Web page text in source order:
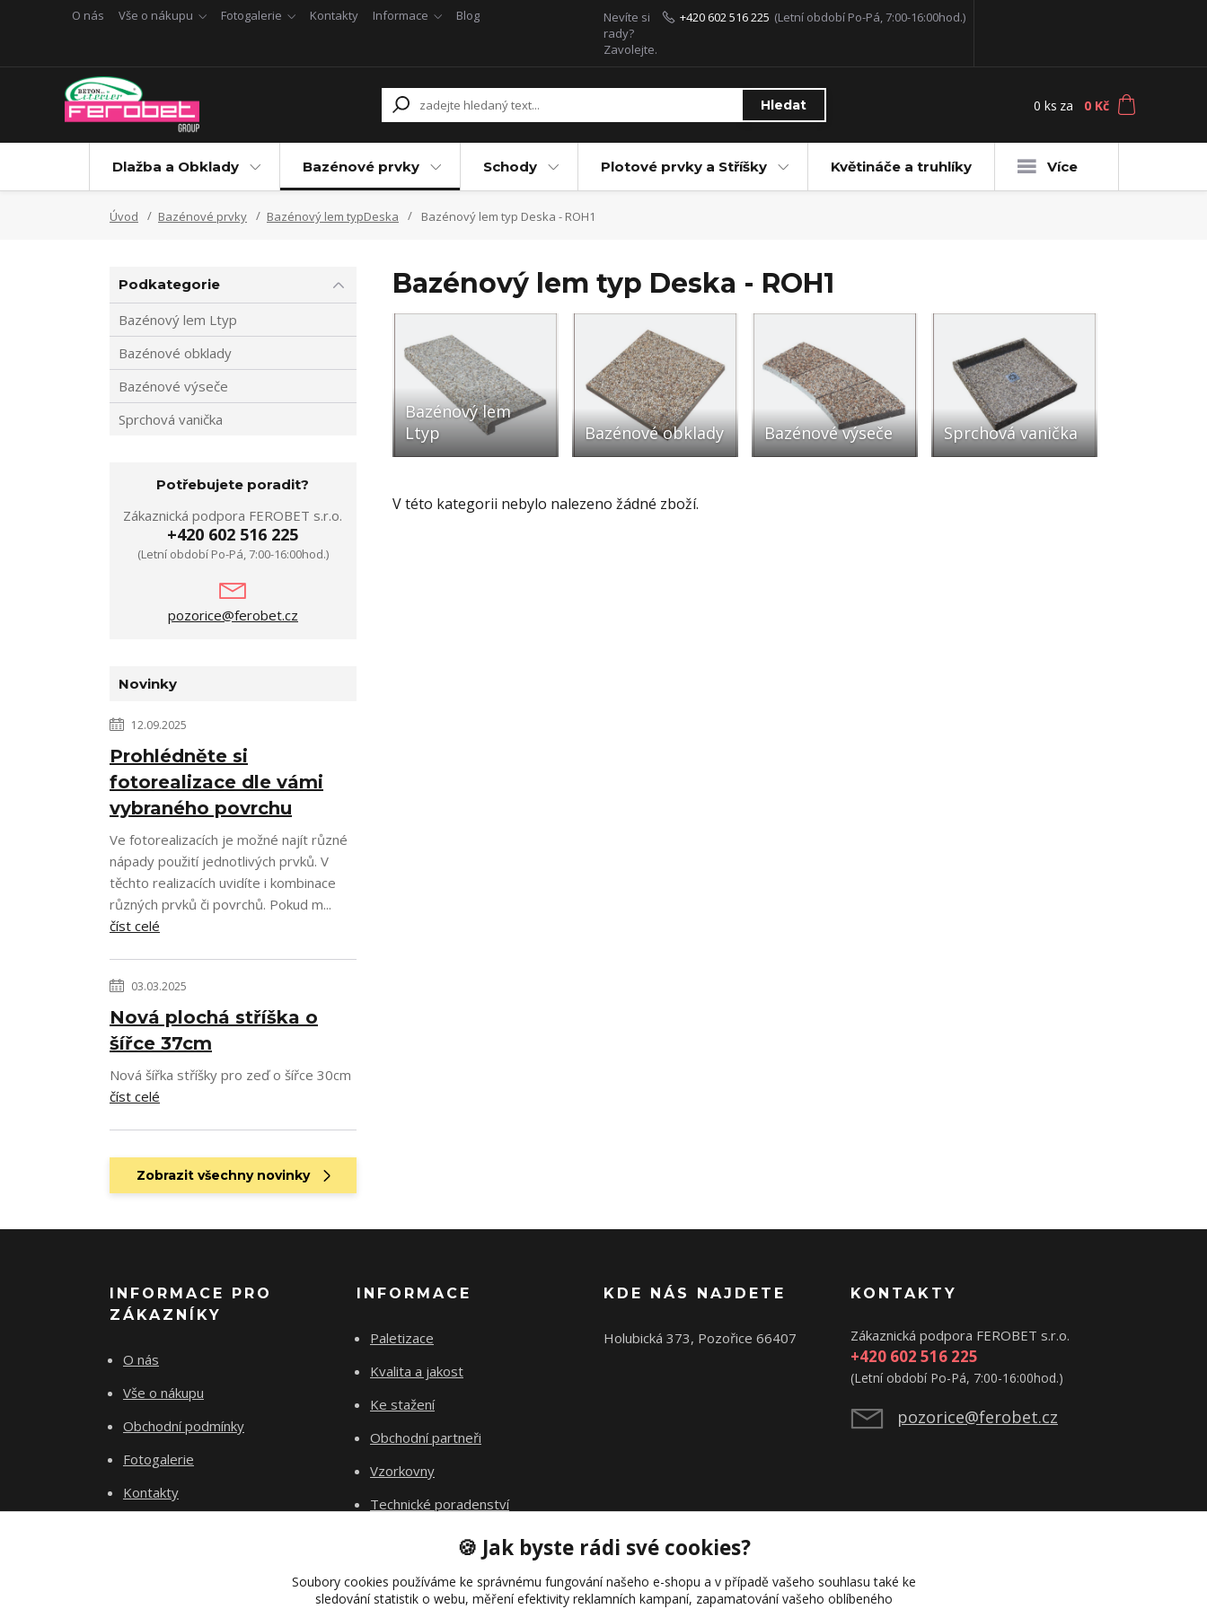
O nás Vše o nákupu Fotogalerie Kontakty Informace Blog
Hledat
Nevíte si
rady?
Zavolejte.
+420 602 516 225 (Letní období Po-Pá, 7:00-16:00hod.)
0 ks za 0 Kč
Dlažba a Obklady Bazénové prvky Schody Plotové prvky a Stříšky Květináče a truhlíky Více
Úvod Bazénové prvky Bazénový lem typDeska Bazénový lem typ Deska - ROH1
Bazénový lem typ Deska - ROH1
Bazénový lem
Ltyp
Bazénové obklady Bazénové výseče Sprchová vanička
V této kategorii nebylo nalezeno žádné zboží.
Podkategorie
Bazénový lem Ltyp
Bazénové obklady
Bazénové výseče
Sprchová vanička
Potřebujete poradit?
Zákaznická podpora FEROBET s.r.o.
+420 602 516 225
(Letní období Po-Pá, 7:00-16:00hod.)
pozorice@ferobet.cz
Novinky
12.09.2025
Prohlédněte si
fotorealizace dle vámi
vybraného povrchu
Ve fotorealizacích je možné najít různé
nápady použití jednotlivých prvků. V
těchto realizacích uvidíte i kombinace
různých prvků či povrchů. Pokud m...
číst celé
03.03.2025
Nová plochá stříška o
šířce 37cm
Nová šířka stříšky pro zeď o šířce 30cm
číst celé
Zobrazit všechny novinky
INFORMACE PRO
ZÁKAZNÍKY
O nás
Vše o nákupu
Obchodní podmínky
Fotogalerie
Kontakty
INFORMACE
Paletizace
Kvalita a jakost
Ke stažení
Obchodní partneři
Vzorkovny
Technické poradenství
KDE NÁS NAJDETE
Holubická 373, Pozořice 66407
KONTAKTY
Zákaznická podpora FEROBET s.r.o.
+420 602 516 225
(Letní období Po-Pá, 7:00-16:00hod.)
pozorice@ferobet.cz
🍪 Jak byste rádi své cookies?
Soubory cookies používáme ke správnému fungování našeho e-shopu a v případě vašeho souhlasu také ke
sledování statistik o webu, měření efektivity reklamních kampaní, zapamatování vašeho oblíbeného